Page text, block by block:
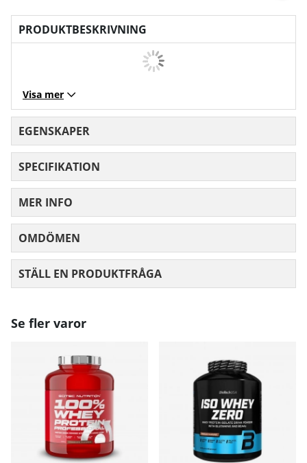
PRODUKTBESKRIVNING
Visa mer
EGENSKAPER
SPECIFIKATION
MER INFO
OMDÖMEN
STÄLL EN PRODUKTFRÅGA
Se fler varor